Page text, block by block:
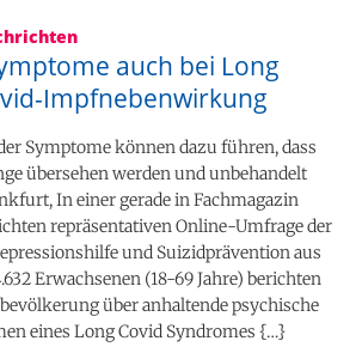
auch bei Long
Impfnebenwirkung
Symptome können dazu führen, dass
übersehen werden und unbehandelt
In einer gerade in Fachmagazin
repräsentativen Online-Umfrage der
und Suizidprävention aus
Erwachsenen (18-69 Jahre) berichten
über anhaltende psychische
eines Long Covid Syndromes {…}